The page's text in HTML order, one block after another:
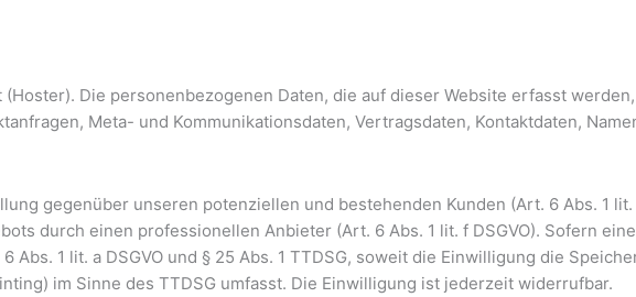
Die personenbezogenen Daten, die auf dieser Website erfasst
Meta- und Kommunikationsdaten, Vertragsdaten, Kontaktdaten,
gegenüber unseren potenziellen und bestehenden Kunden (Art. 6 Abs. 1
durch einen professionellen Anbieter (Art. 6 Abs. 1 lit. f DSGVO). Sofern
1 lit. a DSGVO und § 25 Abs. 1 TTDSG, soweit die Einwilligung die
im Sinne des TTDSG umfasst. Die Einwilligung ist jederzeit widerrufbar.